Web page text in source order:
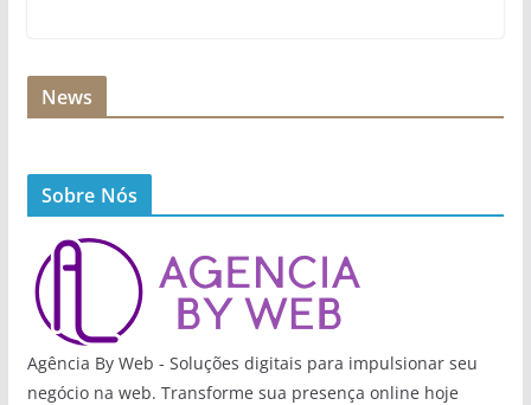
News
Sobre Nós
Agência By Web - Soluções digitais para impulsionar seu
negócio na web. Transforme sua presença online hoje